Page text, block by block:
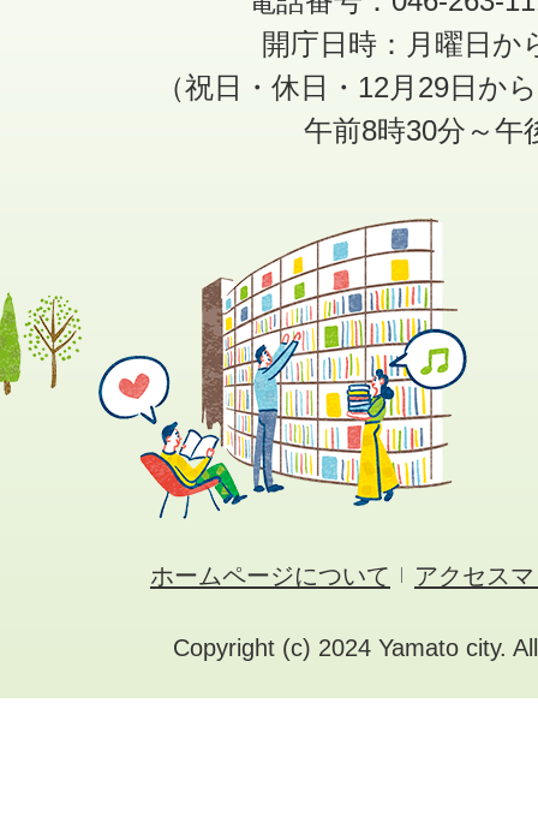
開庁日時：月曜日か
（祝日・休日・12月29日か
午前8時30分～午
ホームページについて アクセス
Copyright (c) 2024 Yamato city.